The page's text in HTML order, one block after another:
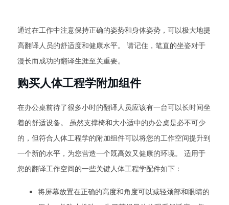
通过在工作中注意保持正确的姿势和身体姿势，可以极大地提
高翻译人员的舒适度和健康水平。 请记住，笔直的坐姿对于
漫长而成功的翻译生涯至关重要。
购买人体工程学附加组件
在办公桌前待了很多小时的翻译人员应该有一台可以长时间坐
着的舒适设备。 虽然支撑椅和大小适中的办公桌是必不可少
的，但符合人体工程学的附加组件可以将您的工作空间提升到
一个新的水平，为您营造一个既高效又健康的环境。 适用于
您的翻译工作空间的一些关键人体工程学配件如下：
将屏幕放置在正确的高度和角度可以减轻颈部和眼睛的